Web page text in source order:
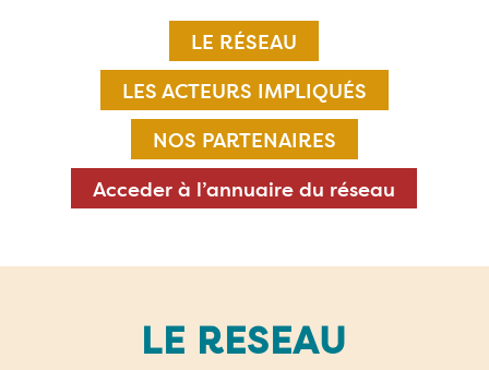
LE RÉSEAU
LES ACTEURS IMPLIQUÉS
NOS PARTENAIRES
Acceder à l’annuaire du réseau
LE RESEAU